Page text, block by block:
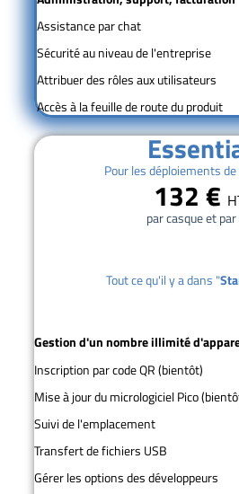
Assistance par chat
Sécurité au niveau de l'entreprise
Attribuer des rôles aux utilisateurs
Accès à la feuille de route du produit
Pour les déploiements
132 €
par casque et
Tout ce qu'il y a dans "
Gestion d'un nombre illimité
Inscription par code QR (bientôt)
Mise à jour du micrologiciel Pico
Suivi de l'emplacement
Transfert de fichiers USB
Gérer les options des développeurs